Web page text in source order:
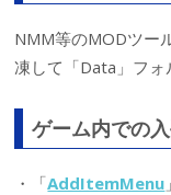
NMM等のMODツー
凍して「Data」フォ
ゲーム内での
・「AddItemMenu